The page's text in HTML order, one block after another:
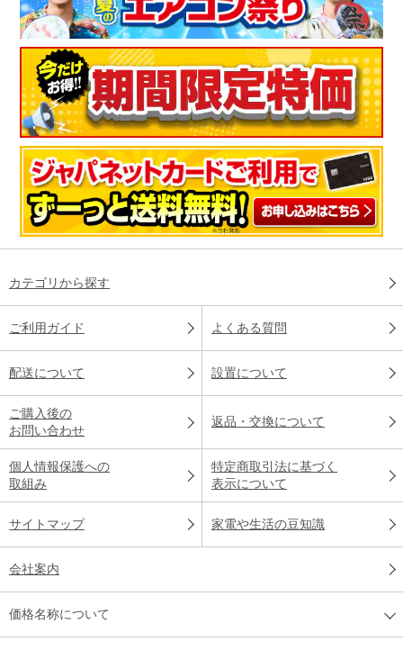
カテゴリから探す
ご利用ガイド よくある質問
配送について 設置について
ご購入後の
お問い合わせ
返品・交換について
個人情報保護への
取組み
特定商取引法に基づく
表示について
サイトマップ 家電や生活の豆知識
会社案内
価格名称について